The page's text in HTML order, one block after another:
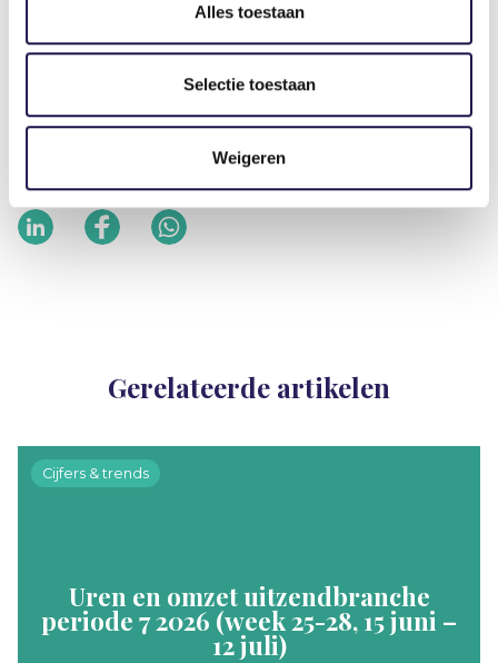
Alles toestaan
Selectie toestaan
Weigeren
chauffeur zij aan zij werken met studenten.
Het volledige rapport ‘Pensioengerechtigden
bieden soelaas op krappe arbeidsmarkt’ is
vinden.
Deel dit artikel
Gerelateerde artikelen
Cijfers & trends
Uren en omzet uitzendbranche
periode 7 2026 (week 25-28, 15 juni –
12 juli)